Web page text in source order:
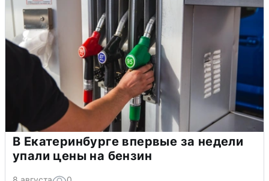
В Екатеринбурге впервые за недели
упали цены на бензин